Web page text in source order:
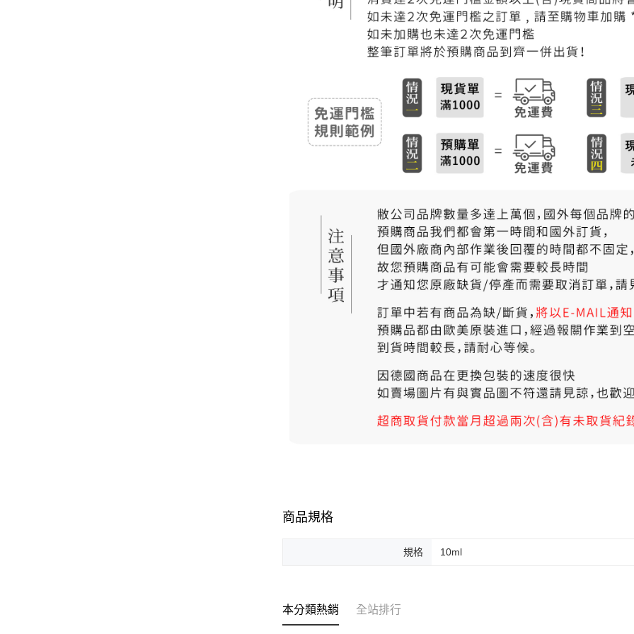
付款後門
免運費
商品規格
規格 10ml
本分類熱銷 全站排行